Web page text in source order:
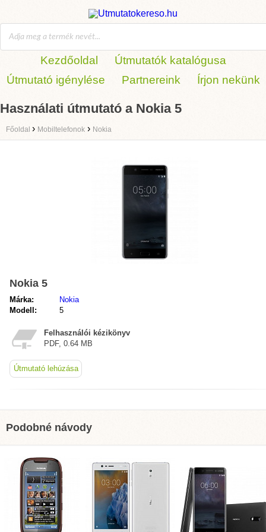
Kezdőoldal
Útmutatók katalógusa
Útmutató igénylése
Partnereink Írjon nekünk
Használati útmutató a Nokia 5
Főoldal › Mobiltelefonok › Nokia
Nokia 5
Márka:
Nokia
Modell:
5
Felhasználói kézikönyv
PDF, 0.64 MB
Útmutató lehúzása
Podobné návody